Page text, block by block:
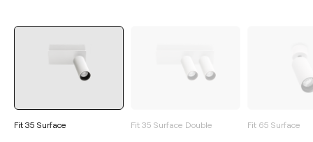
Fit 35 Surface Fit 35 Surface Double Fit 65 Surface